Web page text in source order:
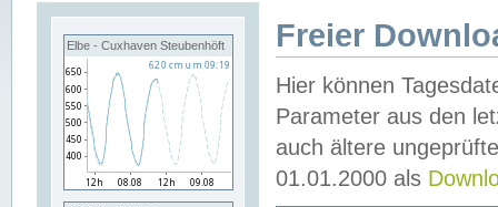
Elbe - Cuxhaven Steubenhöft Freier
Hier können
Parameter aus den
auch ältere
01.01.2000 als